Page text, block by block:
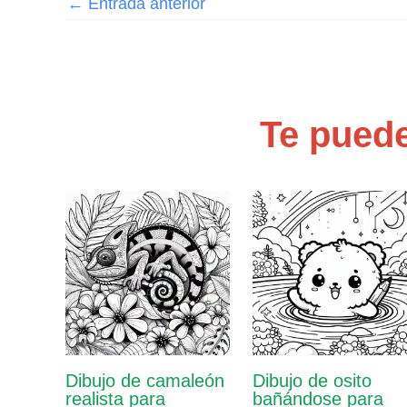
← Entrada anterior
Te
Dibujo de camaleón
realista para
Dibujo de osito
bañándose para